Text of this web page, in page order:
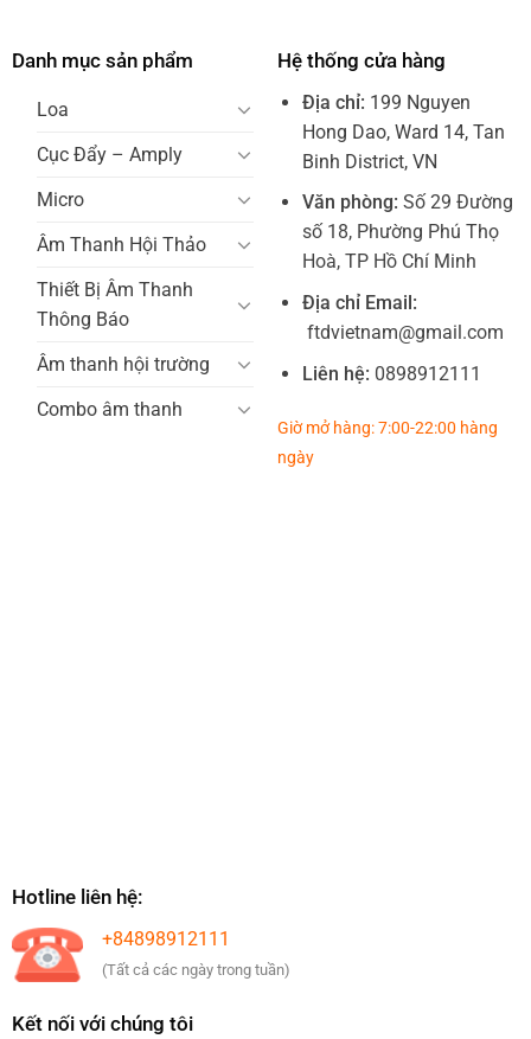
Danh mục sản phẩm
Loa
Cục Đẩy – Amply
Micro
Âm Thanh Hội Thảo
Thiết Bị Âm Thanh
Thông Báo
Âm thanh hội trường
Combo âm thanh
Hệ thống cửa hàng
Địa chỉ: 199 Nguyen
Hong Dao, Ward 14, Tan
Binh District, VN
Văn phòng: Số 29 Đường
số 18, Phường Phú Thọ
Hoà, TP Hồ Chí Minh
Địa chỉ Email:
ftdvietnam@gmail.com
Liên hệ: 0898912111
Giờ mở hàng: 7:00-22:00 hàng
ngày
Hotline liên hệ:
+84898912111
(Tất cả các ngày trong tuần)
Kết nối với chúng tôi